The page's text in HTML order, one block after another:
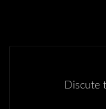
Discute